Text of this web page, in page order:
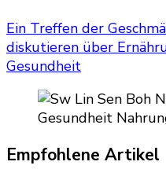
Ein Treffen der
diskutieren über
Gesundheit
Empfohlene Artikel